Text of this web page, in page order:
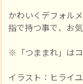
かわいくデフォル
指で持つ事で、お
※「つままれ」はコ
イラスト：ヒライ